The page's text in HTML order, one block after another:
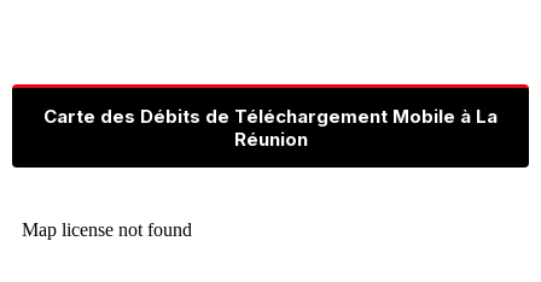
Carte des Débits de Téléchargement Mobile à La
Réunion